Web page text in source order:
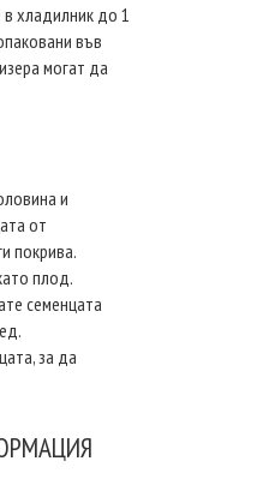
хладилник до 1
във
могат да
и
от
покрива.
плод.
семенцата
за да